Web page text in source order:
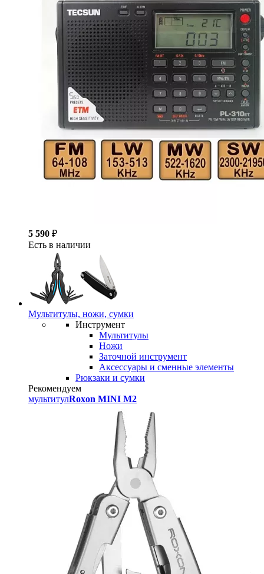
5 590 ₽
Есть в наличии
Мультитулы, ножи, сумки
Инструмент
Мультитулы
Ножи
Заточной инструмент
Аксессуары и сменные элементы
Рюкзаки и сумки
Рекомендуем
мультитулRoxon MINI M2